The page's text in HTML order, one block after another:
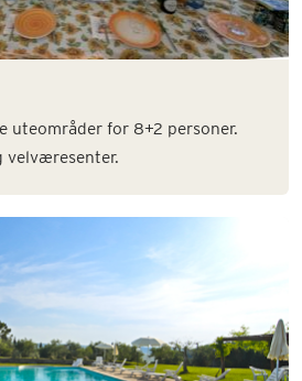
uteområder for 8+2 personer.
velværesenter.